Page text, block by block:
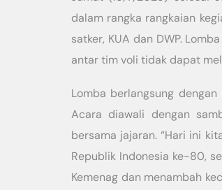
dalam rangka rangkaian
satker, KUA dan DWP.
antar tim voli tidak dapat
Lomba berlangsung
Acara diawali dengan
bersama jajaran. “Hari ini
Republik Indonesia ke-80,
Kemenag dan menambah